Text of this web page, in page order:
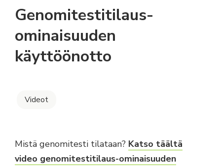
Genomitestitilaus-
ominaisuuden
käyttöönotto
Videot
Mistä genomitesti tilataan? Katso täältä
video genomitestitilaus-ominaisuuden